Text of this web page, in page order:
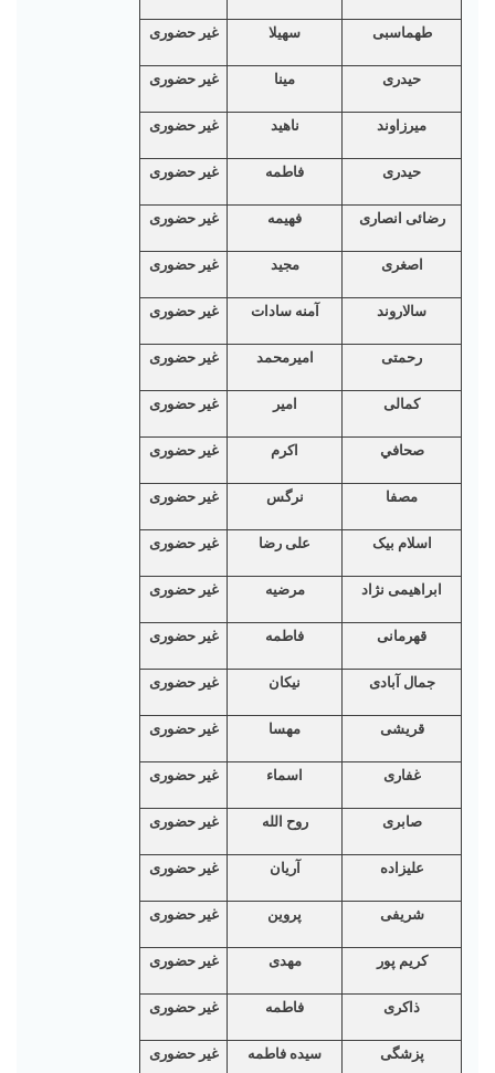
طهماسبی سهیلا غیر حضوری
حیدری مینا غیر حضوری
میرزاوند ناهید غیر حضوری
حیدری فاطمه غیر حضوری
رضائی انصاری فهیمه غیر حضوری
اصغری مجید غیر حضوری
سالاروند آمنه سادات غیر حضوری
رحمتی امیرمحمد غیر حضوری
کمالی امیر غیر حضوری
صحافي اکرم غیر حضوری
مصفا نرگس غیر حضوری
اسلام بیک علی رضا غیر حضوری
ابراهیمی نژاد مرضیه غیر حضوری
قهرمانی فاطمه غیر حضوری
جمال آبادی نیکان غیر حضوری
قریشی مهسا غیر حضوری
غفاری اسماء غیر حضوری
صابری روح الله غیر حضوری
علیزاده آريان غیر حضوری
شریفی پروین غیر حضوری
کریم پور مهدی غیر حضوری
ذاکری فاطمه غیر حضوری
پزشگی سیده فاطمه غیر حضوری